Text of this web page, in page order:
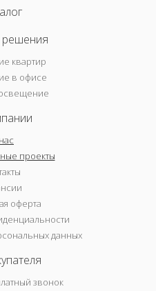
квартир
в офисе
проекты
оферта
данных
звонок